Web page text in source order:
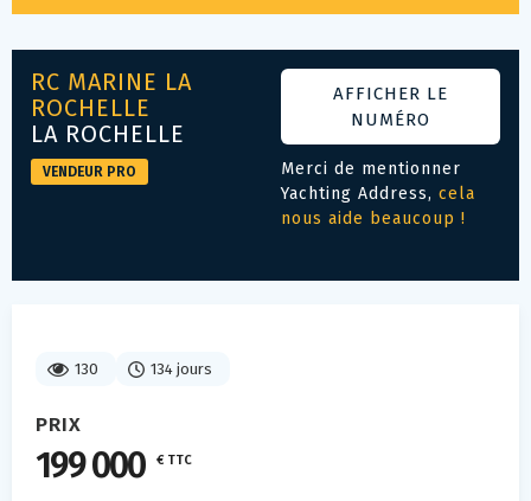
130 134 jours
PRIX
199 000 € TTC
RC MARINE LA
ROCHELLE
LA ROCHELLE
VENDEUR PRO
AFFICHER LE
NUMÉRO
Merci de mentionner
Yachting Address, cela
nous aide beaucoup !